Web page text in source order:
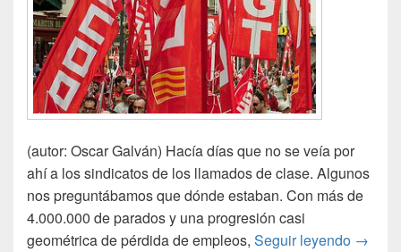
(autor: Oscar Galván) Hacía días que no se veía por
ahí a los sindicatos de los llamados de clase. Algunos
nos preguntábamos que dónde estaban. Con más de
4.000.000 de parados y una progresión casi
geométrica de pérdida de empleos, Seguir leyendo →